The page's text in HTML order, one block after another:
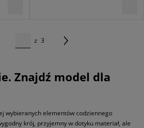
z 3
Znajdź model dla
wybieranych elementów codziennego
krój, przyjemny w dotyku materiał, ale